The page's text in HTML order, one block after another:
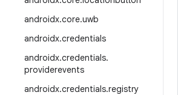
androidx.core.uwb
androidx.credentials
androidx.credentials.
providerevents
androidx.credentials.registry